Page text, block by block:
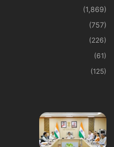
(1,869)
(757)
(226)
(61)
(125)